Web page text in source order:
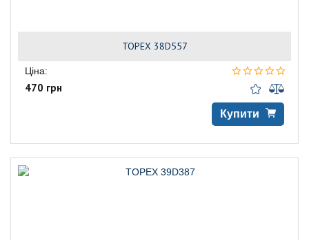
TOPEX 38D557
Ціна:
470 грн
Купити